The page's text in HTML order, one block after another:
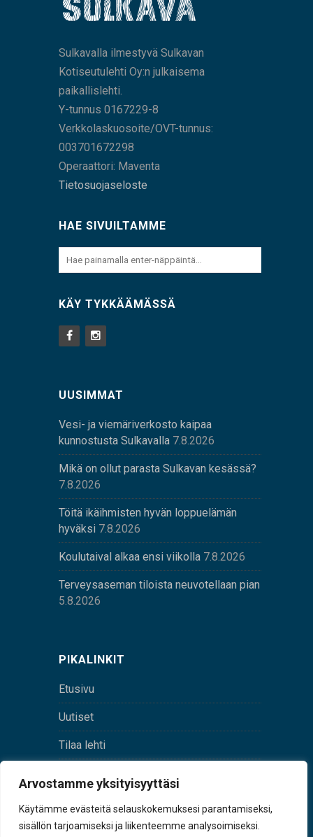
Arvostamme yksityisyyttäsi
Käytämme evästeitä selauskokemuksesi parantamiseksi,
sisällön tarjoamiseksi ja liikenteemme analysoimiseksi.
Sulkavalla ilmestyvä Sulkavan
Kotiseutulehti Oy:n julkaisema
paikallislehti.
Y-tunnus 0167229-8
Verkkolaskuosoite/OVT-tunnus:
003701672298
Operaattori: Maventa
Tietosuojaseloste
HAE SIVUILTAMME
KÄY TYKKÄÄMÄSSÄ
UUSIMMAT
Vesi- ja viemäriverkosto kaipaa
kunnostusta Sulkavalla 7.8.2026
Mikä on ollut parasta Sulkavan kesässä?
7.8.2026
Töitä ikäihmisten hyvän loppuelämän
hyväksi 7.8.2026
Koulutaival alkaa ensi viikolla 7.8.2026
Terveysaseman tiloista neuvotellaan pian
5.8.2026
PIKALINKIT
Etusivu
Uutiset
Tilaa lehti